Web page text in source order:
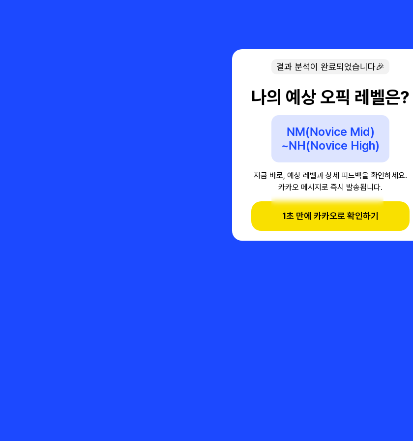
결과 분석이 완료되었습니다🎉
나의 예상 오픽 레벨은?
NM(Novice Mid)
~NH(Novice High)
지금 바로, 예상 레벨과 상세 피드백을 확인하세요.
카카오 메시지로 즉시 발송됩니다.
1초 만에 카카오로 확인하기